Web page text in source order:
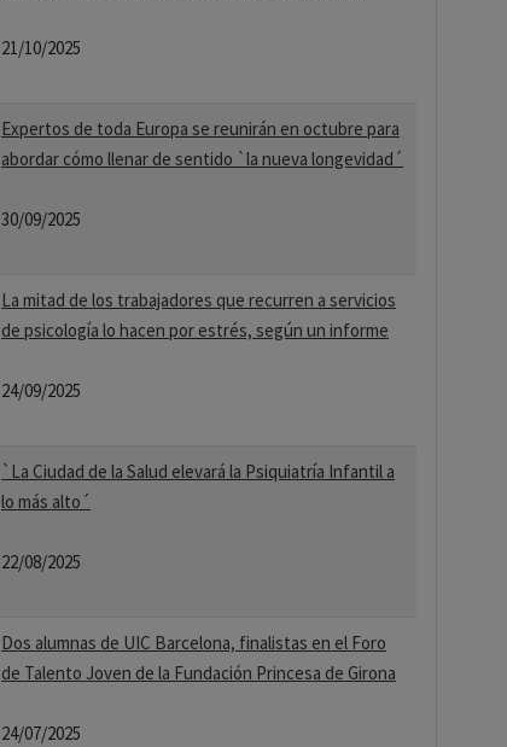
21/10/2025
Expertos de toda Europa se reunirán en octubre para
abordar cómo llenar de sentido `la nueva longevidad´
30/09/2025
La mitad de los trabajadores que recurren a servicios
de psicología lo hacen por estrés, según un informe
24/09/2025
`La Ciudad de la Salud elevará la Psiquiatría Infantil a
lo más alto´
22/08/2025
Dos alumnas de UIC Barcelona, finalistas en el Foro
de Talento Joven de la Fundación Princesa de Girona
24/07/2025